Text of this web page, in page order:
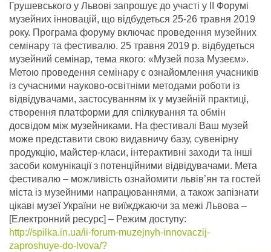
Грушевського у Львові запрошує до участі у ІІ Форумі
музейних інновацій, що відбудеться 25-26 травня 2019
року. Програма форуму включає проведення музейних
семінару та фестивалю. 25 травня 2019 р. відбудеться
музейний семінар, тема якого: «Музей поза Музеєм».
Метою проведення семінару є ознайомлення учасників
із сучасними науково-освітніми методами роботи із
відвідувачами, застосуванням їх у музейній практиці,
створення платформи для спілкування та обмін
досвідом між музейниками. На фестивалі Ваш музей
може представити свою видавничу базу, сувенірну
продукцію, майстер-класи, інтерактивні заходи та інші
засоби комунікації з потенційними відвідувачами. Мета
фестивалю – можливість ознайомити львів’ян та гостей
міста із музейними напрацюваннями, а також запізнати
цікаві музеї України не виїжджаючи за межі Львова –
[Електронний ресурс] – Режим доступу:
http://spilka.in.ua/ii-forum-muzejnyh-innovaczij-
zaproshuye-do-lvova/?